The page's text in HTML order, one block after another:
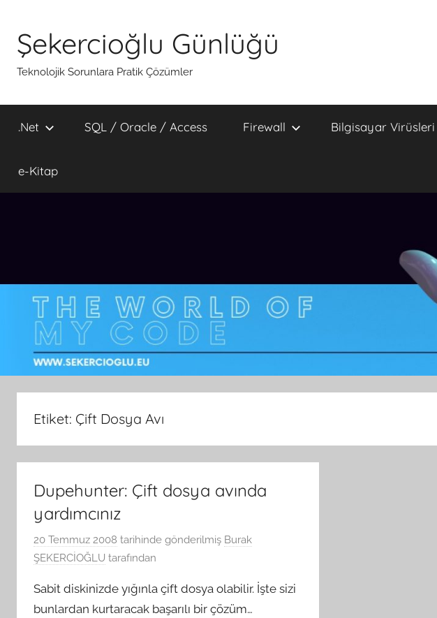
Şekercioğlu Günlüğü
Teknolojik Sorunlara Pratik Çözümler
.Net SQL / Oracle / Access Firewall Bilgisayar Virüsleri
e-Kitap
Etiket: Çift Dosya Avı
Dupehunter: Çift dosya avında
yardımcınız
20 Temmuz 2008 tarihinde gönderilmiş Burak
ŞEKERCİOĞLU tarafından
Sabit diskinizde yığınla çift dosya olabilir. İşte sizi
bunlardan kurtaracak başarılı bir çözüm…